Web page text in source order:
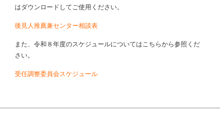
はダウンロードしてご使用ください。
後見人推薦兼センター相談表
また、令和８年度のスケジュールについてはこちらから参照くだ
さい。
受任調整委員会スケジュール